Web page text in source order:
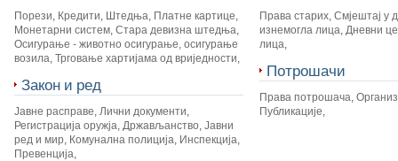
Порези, Кредити, Штедња, Платне картице,
Монетарни систем, Стара девизна штедња,
Осигурање - животно осигурање, осигурање
возила, Трговање хартијама од вриједности,
Закон и ред
Јавне расправе, Лични документи,
Регистрација оружја, Држављанство, Јавни
ред и мир, Комунална полиција, Инспекција,
Превенција,
Права старих, Смјештај у
изнемогла лица, Дневни
лица,
Потрошачи
Права потрошача,
Публикације,